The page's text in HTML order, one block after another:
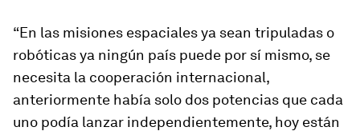
“En las misiones espaciales ya sean tripuladas o
robóticas ya ningún país puede por sí mismo, se
necesita la cooperación internacional,
anteriormente había solo dos potencias que cada
uno podía lanzar independientemente, hoy están